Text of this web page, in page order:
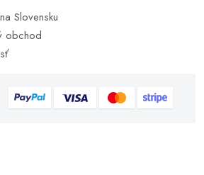
Slovensku
obchod